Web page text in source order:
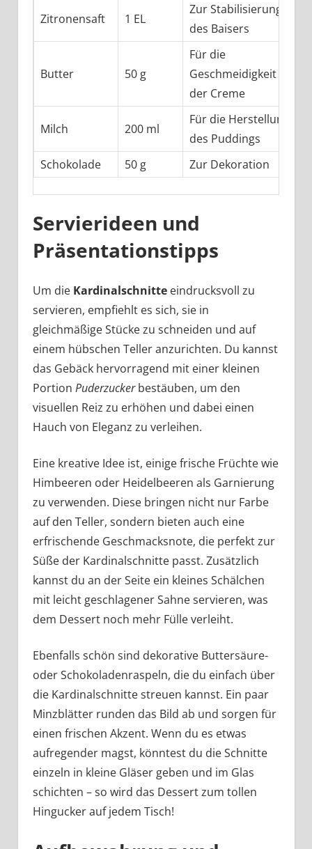
Zitronensaft 1 EL
Zur Stabilisierung
des Baisers
Butter 50 g
Für die
Geschmeidigkeit
der Creme
Milch 200 ml
Für die Herstellung
des Puddings
Schokolade
50 g Zur Dekoration
Servierideen und
Präsentationstipps
Um die Kardinalschnitteeindrucksvoll zu
servieren, empfiehlt es sich, sie in
gleichmäßige Stücke zu schneiden und auf
einem hübschen Teller anzurichten. Du kannst
das Gebäck hervorragend mit einer kleinen
Portion Puderzuckerbestäuben, um den
visuellen Reiz zu erhöhen und dabei einen
Hauch von Eleganz zu verleihen.
Eine kreative Idee ist, einige frische Früchte wie
Himbeeren oder Heidelbeeren als Garnierung
zu verwenden. Diese bringen nicht nur Farbe
auf den Teller, sondern bieten auch eine
erfrischende Geschmacksnote, die perfekt zur
Süße der Kardinalschnitte passt. Zusätzlich
kannst du an der Seite ein kleines Schälchen
mit leicht geschlagener Sahne servieren, was
dem Dessert noch mehr Fülle verleiht.
Ebenfalls schön sind dekorative Buttersäure-
oder Schokoladenraspeln, die du einfach über
die Kardinalschnitte streuen kannst. Ein paar
Minzblätter runden das Bild ab und sorgen für
einen frischen Akzent. Wenn du es etwas
aufregender magst, könntest du die Schnitte
einzeln in kleine Gläser geben und im Glas
schichten – so wird das Dessert zum tollen
Hingucker auf jedem Tisch!